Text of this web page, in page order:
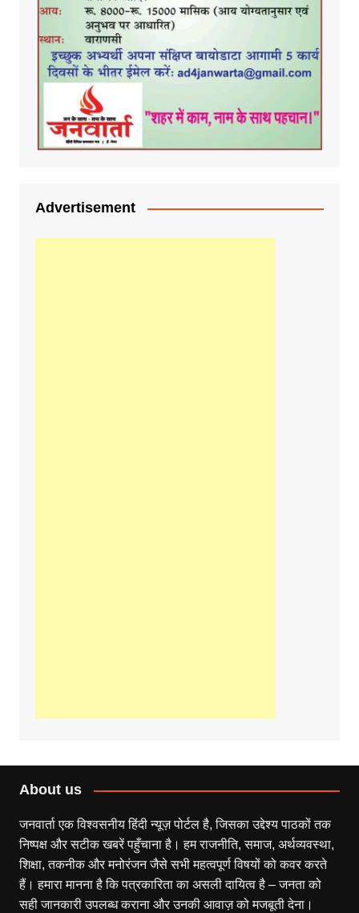
Advertisement
About us
जनवार्ता एक विश्वसनीय हिंदी न्यूज़ पोर्टल है, जिसका उद्देश्य पाठकों तक
निष्पक्ष और सटीक खबरें पहुँचाना है। हम राजनीति, समाज, अर्थव्यवस्था,
शिक्षा, तकनीक और मनोरंजन जैसे सभी महत्वपूर्ण विषयों को कवर करते
हैं। हमारा मानना है कि पत्रकारिता का असली दायित्व है – जनता को
सही जानकारी उपलब्ध कराना और उनकी आवाज़ को मजबूती देना।